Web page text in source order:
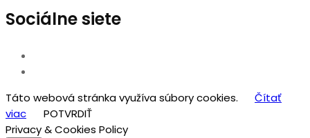
Sociálne siete
Táto webová stránka využíva súbory cookies.
Čítať
viac
POTVRDIŤ
Privacy & Cookies Policy